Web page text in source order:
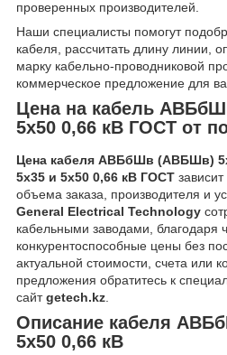
проверенных производителей.
Наши специалисты помогут
кабеля, рассчитать длину линии,
марку кабельно-проводниковой
коммерческое предложение для
Цена на кабель
5х50 0,66 кВ ГОСТ от
Цена кабеля АВБбШв (АВБШв)
5х35 и 5х50 0,66 кВ ГОСТ
объема заказа, производителя и
General Electrical Technology
кабельными заводами, благодаря
конкурентоспособные цены без
актуальной стоимости, счета или
предложения обратитесь к
сайтgetech.kz
Описание кабеля
5х50 0,66 кВ